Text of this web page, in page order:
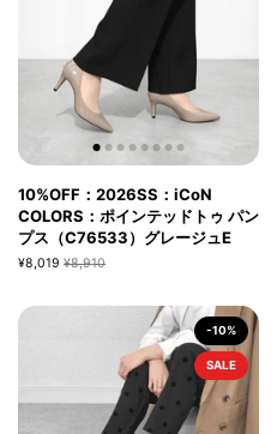
10%OFF：2026SS：iCoN
COLORS：ポインテッドトゥ パン
プス（C76533）グレージュE
¥8,019 ¥8,910
-10%
SALE